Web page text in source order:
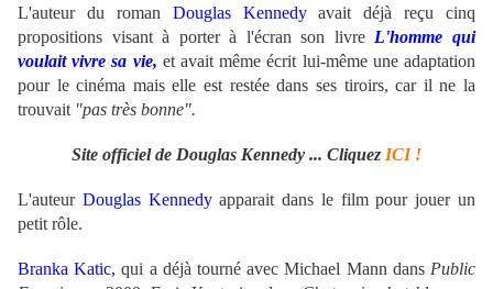
L'auteur du roman Douglas Kennedyavait déjà reçu cinq
propositions visant à porter à l'écran son livre L'homme qui
voulait vivre sa vie, et avait même écrit lui-même une adaptation
pour le cinéma mais elle est restée dans ses tiroirs, car il ne la
trouvait "pas très bonne".
Site officiel de Douglas Kennedy ... Cliquez ICI !
L'auteur Douglas Kennedyapparait dans le film pour jouer un
petit rôle.
Branka Katic, qui a déjà tourné avec Michael Mann dans Public